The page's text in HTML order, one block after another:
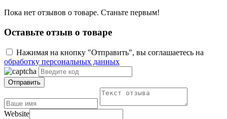
Пока нет отзывов о товаре. Станьте первым!
Оставьте отзыв о товаре
Нажимая на кнопку "Отправить", вы соглашаетесь на
обработку персональных данных
Отправить
Website